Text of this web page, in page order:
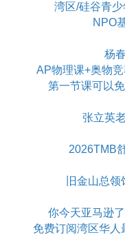
湾区/硅谷青
NPO
杨
AP物理课+奥物
第一节课可以
张立英
2026TMB
旧金山总
你今天亚马逊
免费订阅湾区华人